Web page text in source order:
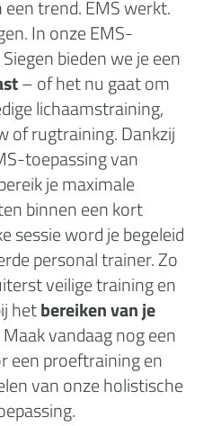
trend. EMS werkt.
In onze EMS-
bieden we je een
– of het nu gaat om
lichaamstraining,
of rugtraining. Dankzij
toepassing van
je maximale
binnen een kort
sessie word je begeleid
personal trainer. Zo
veilige training en
hetbereiken van je
Maak vandaag nog een
een proeftraining en
van onze holistische